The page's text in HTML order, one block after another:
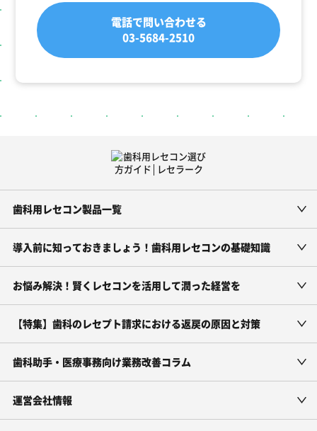
電話で問い合わせる
03-5684-2510
歯科用レセコン製品一覧
導入前に知っておきましょう！歯科用レセコンの基礎知識
お悩み解決！賢くレセコンを活用して潤った経営を
【特集】歯科のレセプト請求における返戻の原因と対策
歯科助手・医療事務向け業務改善コラム
運営会社情報